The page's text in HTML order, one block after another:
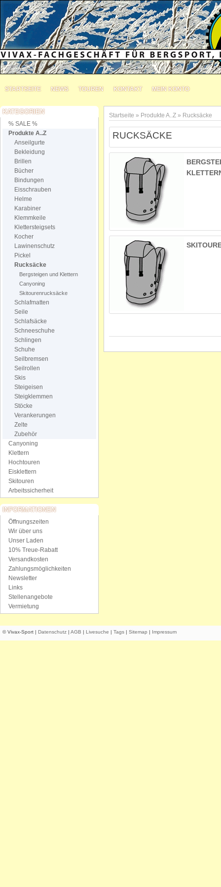
STARTSEITE NEWS TOUREN KONTAKT MEIN KONTO
Startseite » Produkte A..Z » Rucksäcke
RUCKSÄCKE
KATEGORIEN
% SALE %
Produkte A..Z
Anseilgurte
Bekleidung
Brillen
Bücher
Bindungen
Eisschrauben
Helme
Karabiner
Klemmkeile
Klettersteigsets
Kocher
Lawinenschutz
Pickel
Rucksäcke
Bergsteigen und Klettern
Canyoning
Skitourenrucksäcke
Schlafmatten
Seile
Schlafsäcke
Schneeschuhe
Schlingen
Schuhe
Seilbremsen
Seilrollen
Skis
Steigeisen
Steigklemmen
Stöcke
Verankerungen
Zelte
Zubehör
Canyoning
Klettern
Hochtouren
Eisklettern
Skitouren
Arbeitssicherheit
INFORMATIONEN
Öffnungszeiten
Wir über uns
Unser Laden
10% Treue-Rabatt
Versandkosten
Zahlungsmöglichkeiten
Newsletter
Links
Stellenangebote
Vermietung
© Vivax-Sport | Datenschutz | AGB | Livesuche | Tags | Sitemap | Impressum